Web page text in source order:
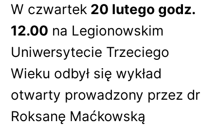
W czwartek 20 lutego godz.
12.00 na Legionowskim
Uniwersytecie Trzeciego
Wieku odbył się wykład
otwarty prowadzony przez dr
Roksanę Maćkowską